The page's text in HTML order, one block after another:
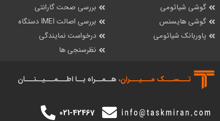
بهترین انتخاب گیمرهای حرفه‌ای
نهایت قدرت بدون محدودیت: Xiaomi 17 Pro Max
پرچمدار قدرتمند با قیمت منطقی: Poco F7 Pro
گوشی شیائومی
گوشی هایسنس
پاوربانک شیائومی
بررسی صحت گارانتی
بررسی اصالت IMEI دستگاه
درخواست نمایندگی
نظرسنجی ها
تـــســـک‌ مـــیـــران، هــمــراه بــا اطـــمـــیــنـــان
021-42467